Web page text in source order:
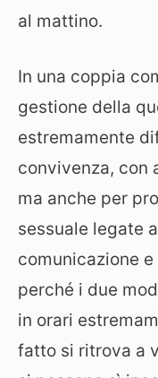
al mattino.
In una coppia
gestione della
estremamente
convivenza, con
ma anche per
sessuale legate
comunicazione
perché i due
in orari
fatto si ritrova a